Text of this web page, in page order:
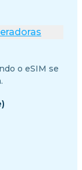
o eSIM se